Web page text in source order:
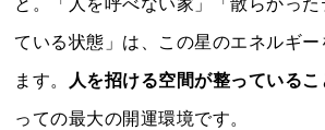
と。「人を呼べない家」「散らかっ
ている状態」は、この星のエネルギ
ます。 人を招ける空間が整っているこ
っての最大の開運環境です。